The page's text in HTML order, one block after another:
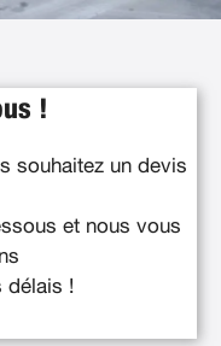
!
souhaitez un devis
et nous vous
délais !